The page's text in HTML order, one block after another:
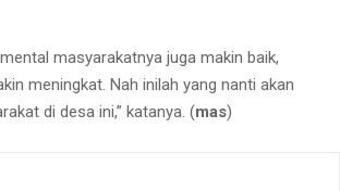
masyarakatnya juga makin baik,
meningkat. Nah inilah yang nanti akan
di desa ini,” katanya. (mas)